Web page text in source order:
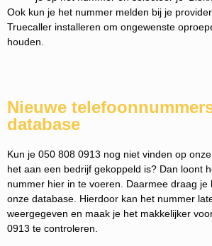
Ook kun je het nummer melden bij je
Truecaller installeren om ongewenste
houden.
Nieuwe
database
Kun je 050 808 0913 nog niet vinden op
het aan een bedrijf gekoppeld is? Dan loont
nummer hier in te voeren. Daarmee draag je
onze database. Hierdoor kan het nummer
weergegeven en maak je het makkelijker
0913 te controleren.